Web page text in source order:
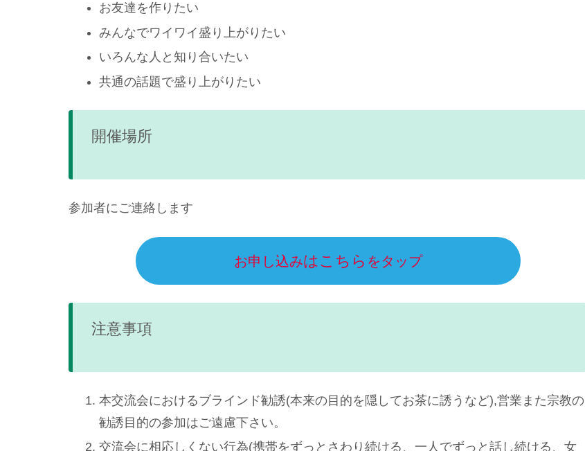
お友達を作りたい
みんなでワイワイ盛り上がりたい
いろんな人と知り合いたい
共通の話題で盛り上がりたい
開催場所
参加者にご連絡します
お申し込みはこちら をタップ
注意事項
本交流会におけるブラインド勧誘(本来の目的を隠してお茶に誘うなど),営業また宗教の
勧誘目的の参加はご遠慮下さい。
交流会に相応しくない行為(携帯をずっとさわり続ける、一人でずっと話し続ける、女